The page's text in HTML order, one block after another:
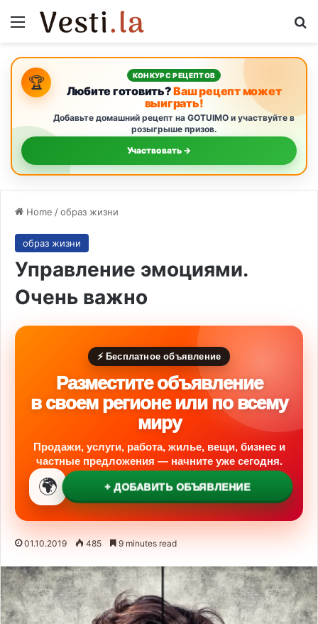
Menu
🏆 КОНКУРС РЕЦЕПТОВ
Любите готовить?Ваш рецепт может
выиграть!
Добавьте домашний рецепт на GOTUIMO и участвуйте в
розыгрыше призов.
Участвовать →
Home /образ жизни
образ жизни
Управление эмоциями.
Очень важно
⚡ Бесплатное объявление
Разместите объявление
в своем регионе или по всему
миру
Продажи, услуги, работа, жилье, вещи, бизнес и
частные предложения — начните уже сегодня.
🌍 + ДОБАВИТЬ ОБЪЯВЛЕНИЕ
01.10.2019 485 9 minutes read